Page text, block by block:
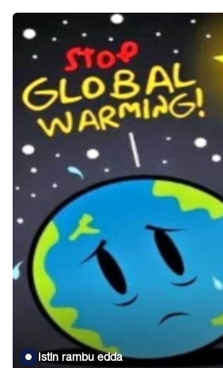
Istin rambu edda